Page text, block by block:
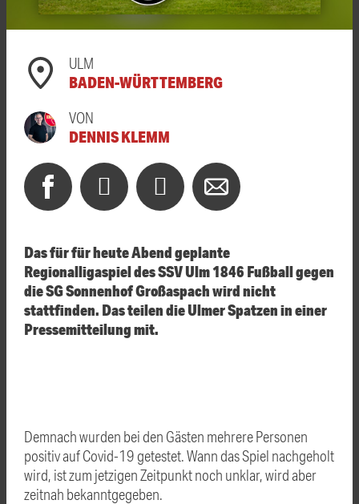
ULM
BADEN-WÜRTTEMBERG
VON
DENNIS KLEMM
Das für für heute Abend geplante
Regionalligaspiel des SSV Ulm 1846 Fußball gegen
die SG Sonnenhof Großaspach wird nicht
stattfinden. Das teilen die Ulmer Spatzen in einer
Pressemitteilung mit.
Demnach wurden bei den Gästen mehrere Personen
positiv auf Covid-19 getestet. Wann das Spiel nachgeholt
wird, ist zum jetzigen Zeitpunkt noch unklar, wird aber
zeitnah bekanntgegeben.